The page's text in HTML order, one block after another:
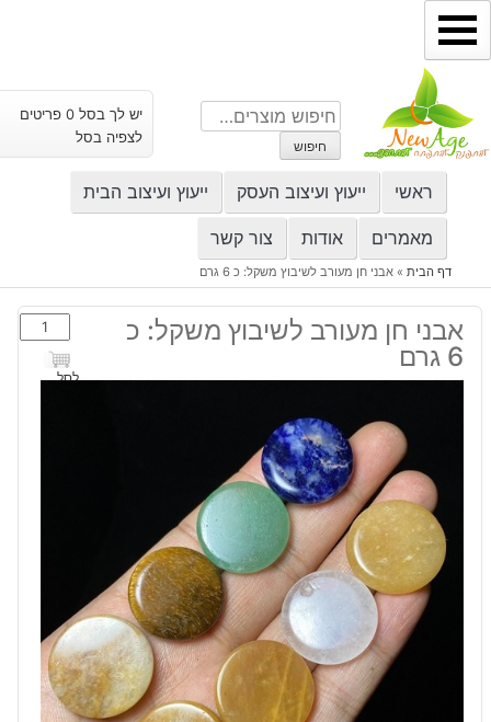
דילוג
לתוכן
חיפוש
עבור:
חיפוש
יש לך בסל 0 פריטים
לצפיה בסל
ראשי ייעוץ ועיצוב העסק ייעוץ ועיצוב הבית
מאמרים אודות צור קשר
דף הבית» אבני חן מעורב לשיבוץ משקל: כ 6 גרם
אבני חן מעורב לשיבוץ משקל: כ
6 גרם
כמות
של
אבני
לסל